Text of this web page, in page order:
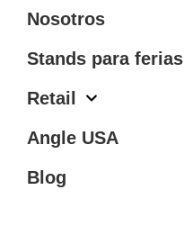
Nosotros
Stands para ferias
Retail
Angle USA
Blog